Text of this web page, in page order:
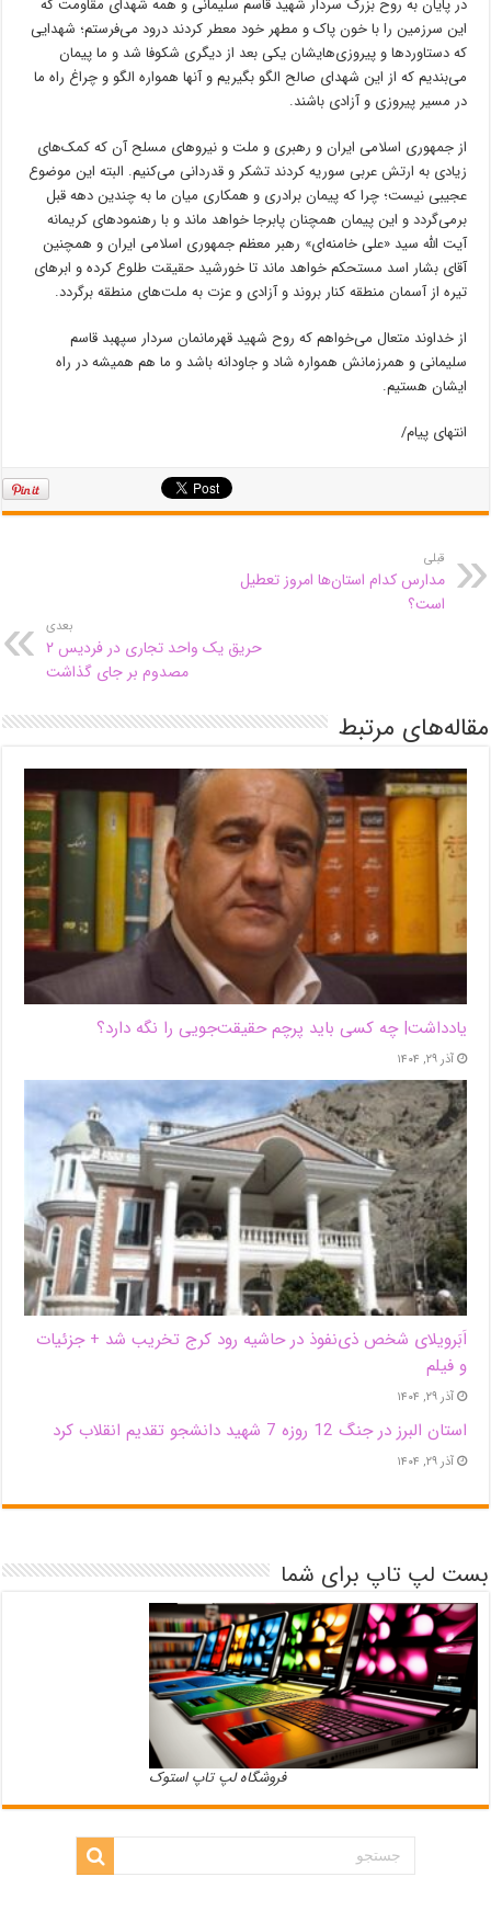
در پایان به روح بزرگ سردار شهید قاسم سلیمانی و همه شهدای مقاومت که
این سرزمین را با خون پاک و مطهر خود معطر کردند درود می‌فرستم؛ شهدایی
که دستاوردها و پیروزی‌هایشان یکی بعد از دیگری شکوفا شد و ما پیمان
می‌بندیم که از این شهدای صالح الگو بگیریم و آنها همواره الگو و چراغ راه ما
در مسیر پیروزی و آزادی باشند.
از جمهوری اسلامی ایران و رهبری و ملت و نیروهای مسلح آن که کمک‌های
زیادی به ارتش عربی سوریه کردند تشکر و قدردانی می‌کنیم. البته این موضوع
عجیبی نیست؛ چرا که پیمان برادری و همکاری میان ما به چندین دهه قبل
برمی‌گردد و این پیمان همچنان پابرجا خواهد ماند و با رهنمودهای کریمانه
آیت الله سید «علی خامنه‌ای» رهبر معظم جمهوری اسلامی ایران و همچنین
آقای بشار اسد مستحکم خواهد ماند تا خورشید حقیقت طلوع کرده و ابرهای
تیره از آسمان منطقه کنار بروند و آزادی و عزت به ملت‌های منطقه برگردد.
از خداوند متعال می‌خواهم که روح شهید قهرمانمان سردار سپهبد قاسم
سلیمانی و همرزمانش همواره شاد و جاودانه باشد و ما هم همیشه در راه
ایشان هستیم.
انتهای پیام/
قبلی
مدارس کدام استان‌ها امروز تعطیل
است؟
بعدی
حریق یک واحد تجاری در فردیس ۲
مصدوم بر جای گذاشت
مقاله‌های مرتبط
یادداشت| ‌چه کسی باید پرچم حقیقت‌جویی را نگه دارد؟
آذر ۲۹, ۱۴۰۴
اَبَر‌ویلای شخص ذی‌نفوذ در حاشیه‌ رود کرج تخریب شد + جزئیات
و فیلم
آذر ۲۹, ۱۴۰۴
استان البرز در جنگ 12 روزه 7 شهید دانشجو تقدیم انقلاب کرد
آذر ۲۹, ۱۴۰۴
بست لپ تاپ برای شما
فروشگاه لپ تاپ استوک